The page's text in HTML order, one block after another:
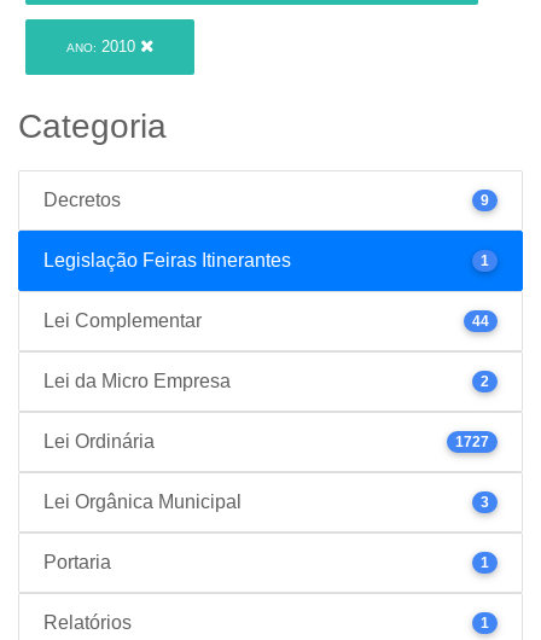
ANO: 2010
Categoria
Decretos 9
Legislação Feiras Itinerantes 1
Lei Complementar 44
Lei da Micro Empresa 2
Lei Ordinária 1727
Lei Orgânica Municipal 3
Portaria 1
Relatórios 1